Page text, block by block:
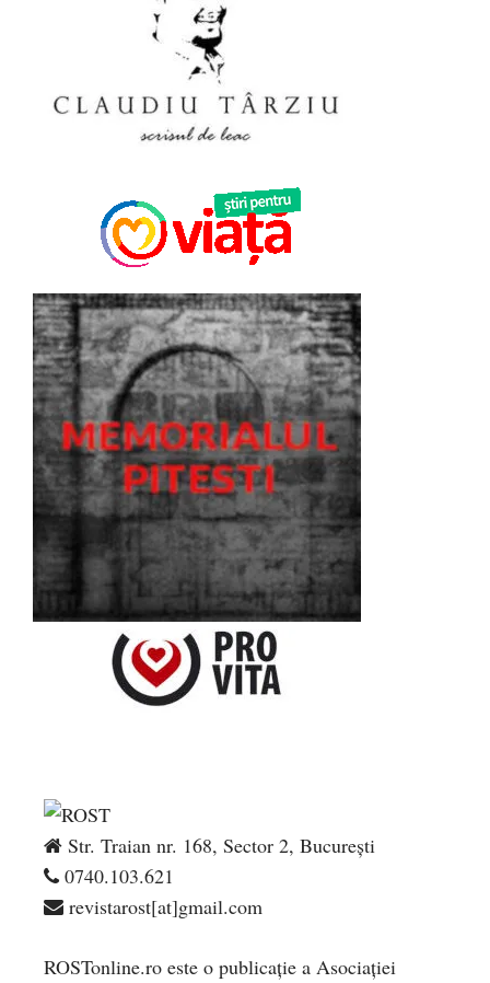
Str. Traian nr. 168, Sector 2, București
0740.103.621
revistarost[at]gmail.com
ROSTonline.ro este o publicaţie a Asociaţiei